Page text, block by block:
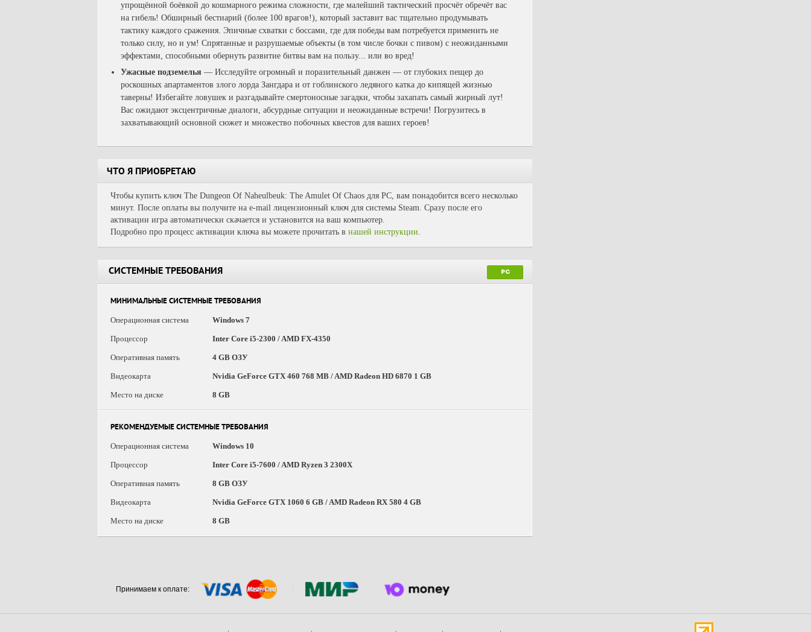
упрощённой боёвкой до кошмарного режима сложности, где малейший тактический просчёт обречёт вас
на гибель! Обширный бестиарий (более 100 врагов!), который заставит вас тщательно продумывать
тактику каждого сражения. Эпичные схватки с боссами, где для победы вам потребуется применить не
только силу, но и ум! Спрятанные и разрушаемые объекты (в том числе бочки с пивом) с неожиданными
эффектами, способными обернуть развитие битвы вам на пользу... или во вред!
Ужасные подземелья — Исследуйте огромный и поразительный данжен — от глубоких пещер до
роскошных апартаментов злого лорда Зангдара и от гоблинского ледяного катка до кипящей жизнью
таверны! Избегайте ловушек и разгадывайте смертоносные загадки, чтобы захапать самый жирный лут!
Вас ожидают эксцентричные диалоги, абсурдные ситуации и неожиданные встречи! Погрузитесь в
захватывающий основной сюжет и множество побочных квестов для ваших героев!
ЧТО Я ПРИОБРЕТАЮ
Чтобы купить ключ The Dungeon Of Naheulbeuk: The Amulet Of Chaos для PC, вам понадобится всего несколько
минут. После оплаты вы получите на e-mail лицензионный ключ для системы Steam. Сразу после его
активации игра автоматически скачается и установится на ваш компьютер.
Подробно про процесс активации ключа вы можете прочитать в нашей инструкции.
СИСТЕМНЫЕ ТРЕБОВАНИЯ PC
МИНИМАЛЬНЫЕ СИСТЕМНЫЕ ТРЕБОВАНИЯ
Операционная система
Windows 7
Процессор Inter Core i5-2300 / AMD FX-4350
Оперативная память 4 GB ОЗУ
Видеокарта Nvidia GeForce GTX 460 768 MB / AMD Radeon HD 6870 1 GB
Место на диске 8 GB
РЕКОМЕНДУЕМЫЕ СИСТЕМНЫЕ ТРЕБОВАНИЯ
Операционная система
Windows 10
Процессор Inter Core i5-7600 / AMD Ryzen 3 2300X
Оперативная память 8 GB ОЗУ
Видеокарта Nvidia GeForce GTX 1060 6 GB / AMD Radeon RX 580 4 GB
Место на диске 8 GB
Принимаем к оплате: